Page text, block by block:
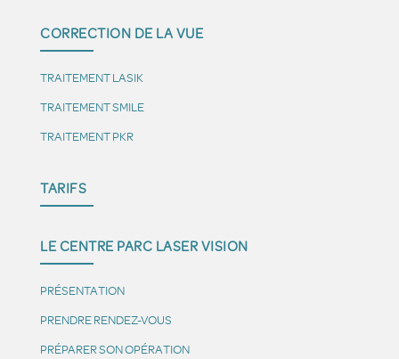
CORRECTION DE LA VUE
TRAITEMENT LASIK
TRAITEMENT SMILE
TRAITEMENT PKR
TARIFS
LE CENTRE PARC LASER VISION
PRÉSENTATION
PRENDRE RENDEZ-VOUS
PRÉPARER SON OPÉRATION